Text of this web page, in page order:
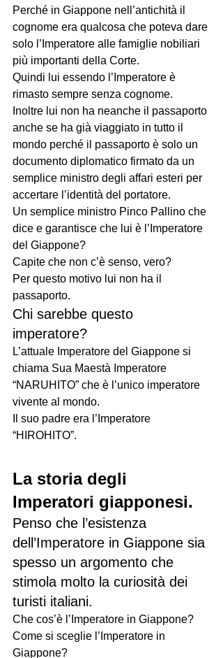
Perché in Giappone nell’antichità il
cognome era qualcosa che poteva dare
solo l’Imperatore alle famiglie nobiliari
più importanti della Corte.
Quindi lui essendo l’Imperatore è
rimasto sempre senza cognome.
Inoltre lui non ha neanche il passaporto
anche se ha già viaggiato in tutto il
mondo perché il passaporto è solo un
documento diplomatico firmato da un
semplice ministro degli affari esteri per
accertare l’identità del portatore.
Un semplice ministro Pinco Pallino che
dice e garantisce che lui è l’Imperatore
del Giappone?
Capite che non c’è senso, vero?
Per questo motivo lui non ha il
passaporto.
Chi sarebbe questo
imperatore?
L’attuale Imperatore del Giappone si
chiama Sua Maestà Imperatore
“NARUHITO” che è l’unico imperatore
vivente al mondo.
Il suo padre era l’Imperatore
“HIROHITO”.
La storia degli
Imperatori giapponesi.
Penso che l’esistenza
dell’Imperatore in Giappone sia
spesso un argomento che
stimola molto la curiosità dei
turisti italiani.
Che cos’è l’Imperatore in Giappone?
Come si sceglie l’Imperatore in
Giappone?